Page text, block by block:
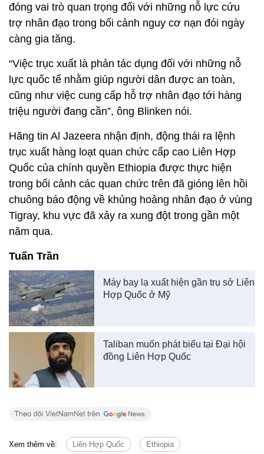
đóng vai trò quan trọng đối với những nỗ lực cứu
trợ nhân đạo trong bối cảnh nguy cơ nạn đói ngày
càng gia tăng.
“Việc trục xuất là phản tác dụng đối với những nỗ
lực quốc tế nhằm giúp người dân được an toàn,
cũng như việc cung cấp hỗ trợ nhân đạo tới hàng
triệu người đang cần”, ông Blinken nói.
Hãng tin Al Jazeera nhận định, động thái ra lệnh
trục xuất hàng loạt quan chức cấp cao Liên Hợp
Quốc của chính quyền Ethiopia được thực hiện
trong bối cảnh các quan chức trên đã gióng lên hồi
chuông báo động về khủng hoảng nhân đạo ở vùng
Tigray, khu vực đã xảy ra xung đột trong gần một
năm qua.
Tuấn Trần
Máy bay lạ xuất hiện gần trụ sở Liên
Hợp Quốc ở Mỹ
Taliban muốn phát biểu tại Đại hội
đồng Liên Hợp Quốc
Xem thêm về: Liên Hợp Quốc Ethiopia